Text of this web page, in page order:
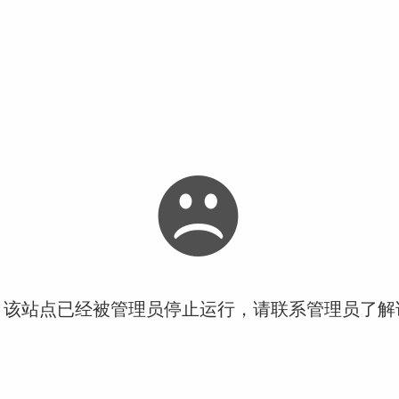
站点已经被管理员停止运行，请联系管理员了